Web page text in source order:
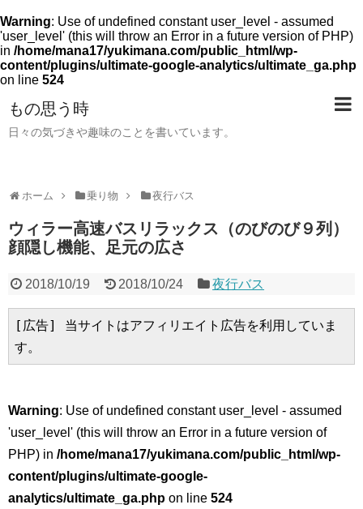
Warning: Use of undefined constant user_level - assumed
'user_level' (this will throw an Error in a future version of PHP)
in /home/mana17/yukimana.com/public_html/wp-
content/plugins/ultimate-google-analytics/ultimate_ga.php
on line 524
もの思う時
日々の気づきや趣味のことを書いています。
ホーム 乗り物 夜行バス
ウィラー高速バスリラックス（のびのび９列）
顔隠し機能、足元の広さ
2018/10/19 2018/10/24 夜行バス
[広告] 当サイトはアフィリエイト広告を利用していま
す。
Warning: Use of undefined constant user_level - assumed
'user_level' (this will throw an Error in a future version of
PHP) in /home/mana17/yukimana.com/public_html/wp-
content/plugins/ultimate-google-
analytics/ultimate_ga.php on line 524